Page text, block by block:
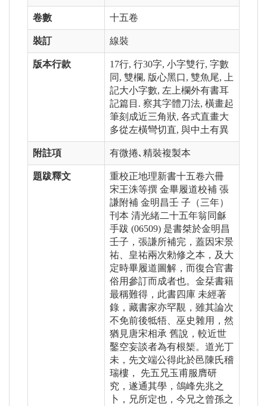
卷數 十五卷
裝訂 線裝
版本行款
17行, 行30字, 小字雙行, 字數
同, 雙欄, 版心黑口, 雙魚尾, 上
記大小字數, 左上欄外有書耳
記篇目. 察其字體刀法, 橫畫起
筆刻成近三角狀, 各式直畫大
多從左橫彎切直, 與中土有異
附註項 有微捲､精裝複製本
題跋釋文
重校正地理新書十五卷六冊
宋王洙等撰 金畢履道校補 張
謙附補 金明昌壬 子（三年）
刊本 清光緒二十五年翁同龢
手跋 (06509) 是書桀於金明昌
壬子，張謙所補完，蓋因宋景
祐、皇祐兩次勑修之本，及大
定時畢履道圖解，而復合官書
俗用參訂而成者也。金栞書籍
最稱難得，此書四庫 未經著
錄，藏書家亦罕覯，雖其論次
不免前後牴牾、巫史雜用，然
猶見唐宋相承 舊說，較近世
鑿空妄談者為有根榘。道光丁
未，先文端公得此於邑陳氏稽
瑞樓， 先五兄玉甫服膺研
究，遂通其學，鴿峰先兆之
卜，兄所定也，今兄之曾孫之